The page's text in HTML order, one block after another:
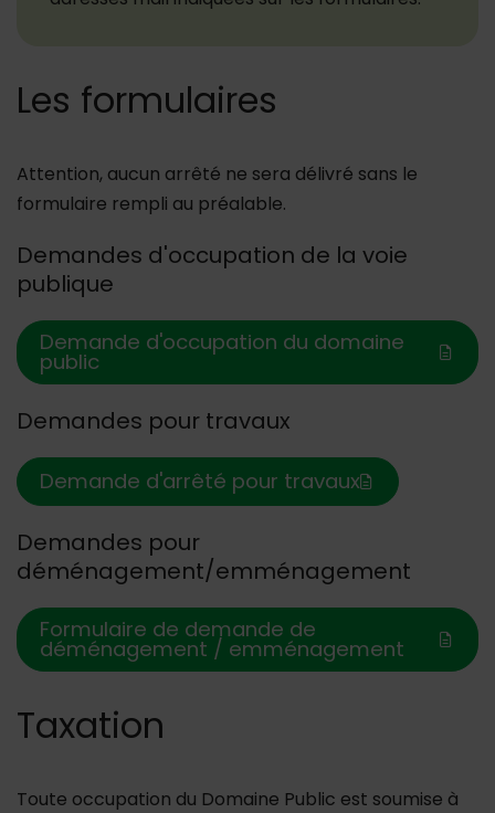
Les formulaires
Attention, aucun arrêté ne sera délivré sans le
formulaire rempli au préalable.
Demandes d'occupation de la voie
publique
Demande d'occupation du domaine
public
Demandes pour travaux
Demande d'arrêté pour travaux
Demandes pour
déménagement/emménagement
Formulaire de demande de
déménagement / emménagement
Taxation
Toute occupation du Domaine Public est soumise à